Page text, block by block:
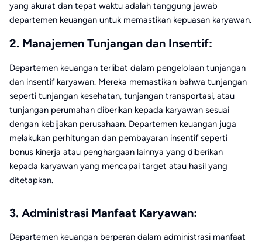
yang akurat dan tepat waktu adalah tanggung jawab
departemen keuangan untuk memastikan kepuasan karyawan.
2. Manajemen Tunjangan dan Insentif:
Departemen keuangan terlibat dalam pengelolaan tunjangan
dan insentif karyawan. Mereka memastikan bahwa tunjangan
seperti tunjangan kesehatan, tunjangan transportasi, atau
tunjangan perumahan diberikan kepada karyawan sesuai
dengan kebijakan perusahaan. Departemen keuangan juga
melakukan perhitungan dan pembayaran insentif seperti
bonus kinerja atau penghargaan lainnya yang diberikan
kepada karyawan yang mencapai target atau hasil yang
ditetapkan.
3. Administrasi Manfaat Karyawan:
Departemen keuangan berperan dalam administrasi manfaat